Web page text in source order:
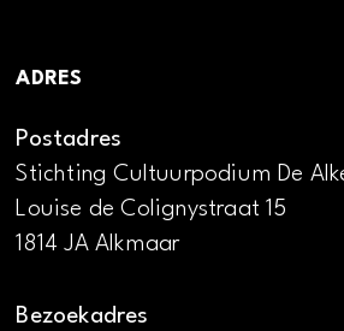
ADRES
Postadres
Stichting Cultuurpodium De
Louise de Colignystraat 15
1814 JA Alkmaar
Bezoekadres